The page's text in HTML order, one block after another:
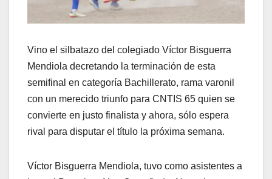
Vino el silbatazo del colegiado Víctor Bisguerra
Mendiola decretando la terminación de esta
semifinal en categoría Bachillerato, rama varonil
con un merecido triunfo para CNTIS 65 quien se
convierte en justo finalista y ahora, sólo espera
rival para disputar el título la próxima semana.
Víctor Bisguerra Mendiola, tuvo como asistentes a